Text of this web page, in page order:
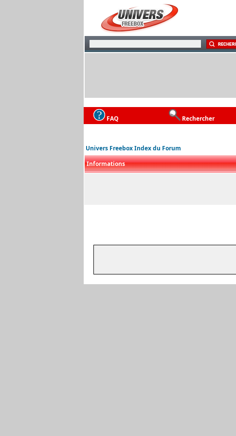
FAQ Rechercher
Univers Freebox Index du Forum
Informations